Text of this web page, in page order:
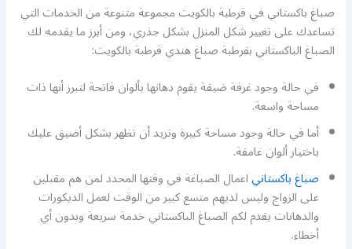
صباغ باكستاني في قرطبة بالكويت مجموعة متنوعة من الخدمات التي
تساعدك على تغيير شكل المنزل بشكل جذري، ومن أبرز ما يقدمه لك
الصباغ الباكستاني بقرطبة صباغ هندي قرطبة بالكويت:
في حالة وجود غرفة ضيقة يقوم دهانها بألوان فاتحة لتبرز أنها ذات
مساحة واسعة.
أما في حالة وجود مساحة كبيرة وتريد أن تظهر بشكل أضيق عليك
باختيار ألوان غامقة.
صباغ باكستانياعمال الصباغة في وقتها المحدد لمن هم مقبلين
على الزواج وليس لديهم متسع كبير من الوقت لعمل الديكورات
والدهانات يقدم لكم الصباغ الباكستاني خدمة سريعة وبدون أي
أخطاء.